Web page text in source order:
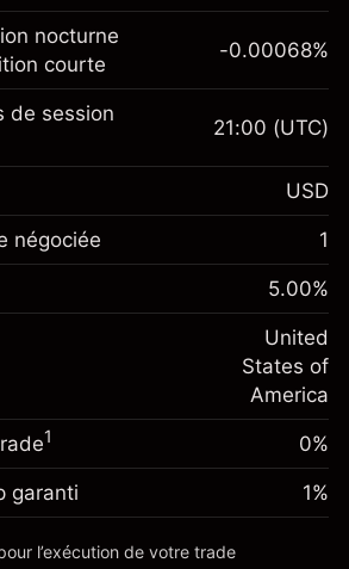
:
des fonds de
totale de la
-0.02154
%
(-$4.31)
avec effet de levier
avec effet de levier
nocturne
courte
$1,000.00
-0.000682
%
(-$0.14)
avec effet de levier
avec effet de levier
-0.00068%
de session
21:00 (UTC)
USD
négociée 1
5.00%
United
States of
America
1 0%
garanti 1%
l’exécution de votre trade